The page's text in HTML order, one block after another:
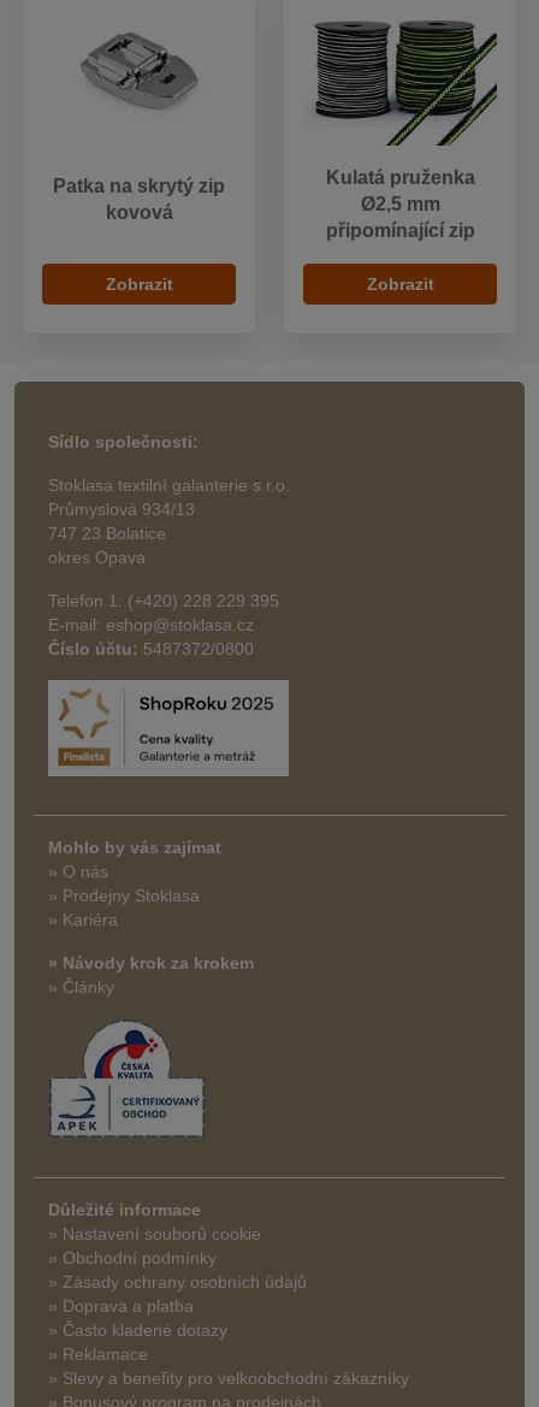
Patka na skrytý zip
kovová
Zobrazit
Kulatá pruženka
Ø2,5 mm
připomínající zip
Zobrazit
Sídlo společnosti:
Stoklasa textilní galanterie s.r.o.
Průmyslová 934/13
747 23 Bolatice
okres Opava
Telefon 1: (+420) 228 229 395
E-mail: eshop@stoklasa.cz
Číslo účtu: 5487372/0800
Mohlo by vás zajímat
» O nás
» Prodejny Stoklasa
» Kariéra
» Návody krok za krokem
» Články
Důležité informace
» Nastavení souborů cookie
» Obchodní podmínky
» Zásady ochrany osobních údajů
» Doprava a platba
» Často kladené dotazy
» Reklamace
» Slevy a benefity pro velkoobchodní zákazníky
» Bonusový program na prodejnách